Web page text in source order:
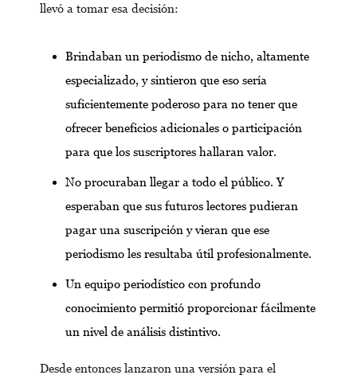
llevó a tomar esa decisión:
Brindaban un periodismo de nicho, altamente
especializado, y sintieron que eso sería
suficientemente poderoso para no tener que
ofrecer beneficios adicionales o participación
para que los suscriptores hallaran valor.
No procuraban llegar a todo el público. Y
esperaban que sus futuros lectores pudieran
pagar una suscripción y vieran que ese
periodismo les resultaba útil profesionalmente.
Un equipo periodístico con profundo
conocimiento permitió proporcionar fácilmente
un nivel de análisis distintivo.
Desde entonces lanzaron una versión para el